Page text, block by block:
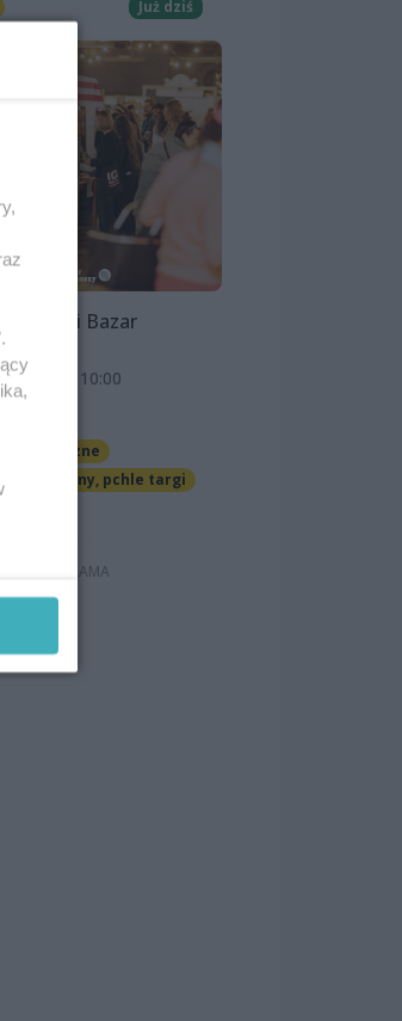
Już dziś
Bazar
2026, 10:00
cykliczne
festyny, pchle targi